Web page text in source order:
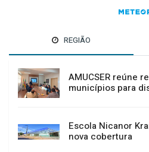
REGIÃO
AMUCSER reúne
municípios para
Escola Nicanor
nova cobertura